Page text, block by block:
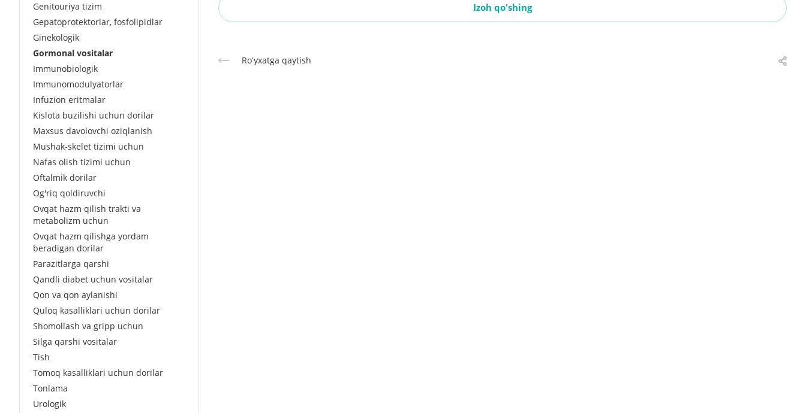
Izoh qo'shing
Roʻyxatga qaytish
Genitouriya tizim
Gepatoprotektorlar, fosfolipidlar
Ginekologik
Gormonal vositalar
Immunobiologik
Immunomodulyatorlar
Infuzion eritmalar
Kislota buzilishi uchun dorilar
Maxsus davolovchi oziqlanish
Mushak-skelet tizimi uchun
Nafas olish tizimi uchun
Oftalmik dorilar
Og'riq qoldiruvchi
Ovqat hazm qilish trakti va
metabolizm uchun
Ovqat hazm qilishga yordam
beradigan dorilar
Parazitlarga qarshi
Qandli diabet uchun vositalar
Qon va qon aylanishi
Quloq kasalliklari uchun dorilar
Shomollash va gripp uchun
Silga qarshi vositalar
Tish
Tomoq kasalliklari uchun dorilar
Tonlama
Urologik